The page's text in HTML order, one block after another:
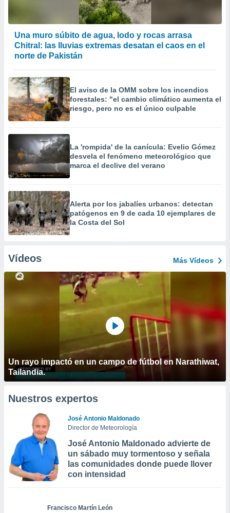
Una muro súbito de agua, lodo y rocas arrasa
Chitral: las lluvias extremas desatan el caos en el
norte de Pakistán
El aviso de la OMM sobre los incendios
forestales: "el cambio climático aumenta el
riesgo, pero no es el único culpable
La 'rompida' de la canícula: Evelio Gómez
desvela el fenómeno meteorológico que
marca el declive del verano
Alerta por los jabalíes urbanos: detectan
patógenos en 9 de cada 10 ejemplares de
la Costa del Sol
Vídeos Más Vídeos
Un rayo impactó en un campo de fútbol en Narathiwat,
Tailandia.
Nuestros expertos
José Antonio Maldonado
Director de Meteorología
José Antonio Maldonado advierte de
un sábado muy tormentoso y señala
las comunidades donde puede llover
con intensidad
Francisco Martín León